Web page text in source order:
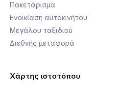
Πακετάρισμα
Ενοικίαση αυτοκινήτου
Μεγάλου ταξιδιού
Διεθνής μεταφορά
Χάρτης ιστοτόπου